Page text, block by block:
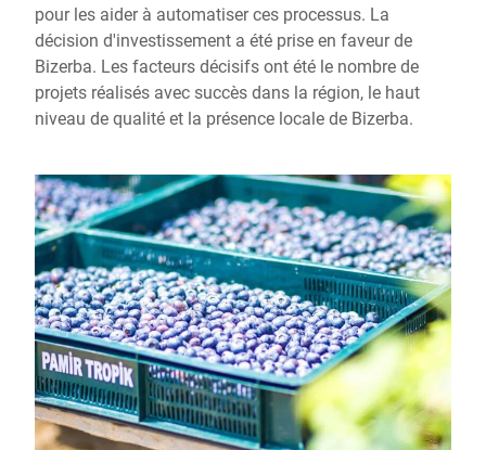
pour les aider à automatiser ces processus. La
décision d'investissement a été prise en faveur de
Bizerba. Les facteurs décisifs ont été le nombre de
projets réalisés avec succès dans la région, le haut
niveau de qualité et la présence locale de Bizerba.